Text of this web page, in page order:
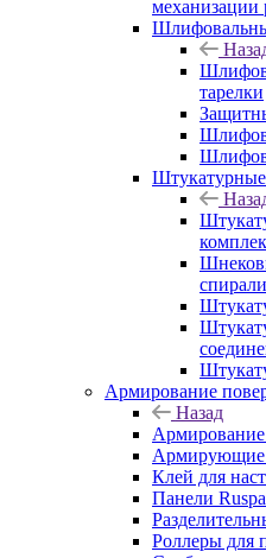
механизации
тарелки
спирали
Армирование
Назад
Армирующие
Клей для
Панели
Роллеры для